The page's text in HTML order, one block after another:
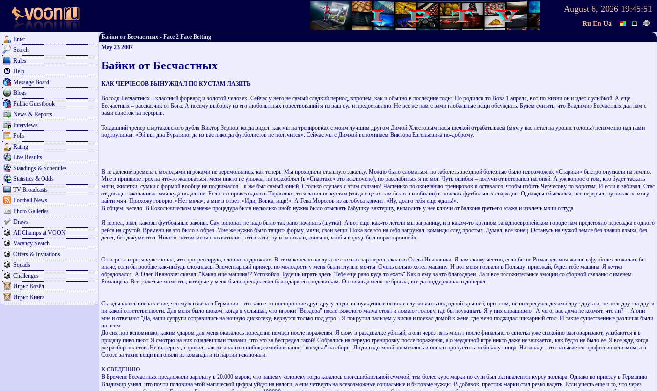
August 6, 2026 19:45:51
Ru En Ua
Enter
Search
Rules
Help
Message Board
Blogs
Public Guestbook
News & Reports
Interviews
Polls
Rating
Live Results
Standings & Schedules
Statistics & Odds
TV Broadcasts
Football News
Photo Galleries
Draws
All Champs at VOON
Vacancy Search
Offers & Invitations
Squads
Challenges
Игры: Козёл
Игры: Кинга
Байки от Бесчастных - Face 2 Face Betting
May 23 2007
Байки от Бесчастных
КАК ЧЕРЧЕСОВ ВЫНУЖДАЛ ПО КУСТАМ ЛАЗИТЬ
Володя Бесчастных – классный форвард и золотой человек. Сейчас у него не самый сладкий период, впрочем, как и обычно в последние годы. Но родился-то Вова 1 апреля, вот по жизни он и идет с улыбкой. А еще
Бесчастных – рассказчик от Бога. А посему выборку из его любопытных повествований я на ваш суд и предоставляю. Не все же нам с вами глобальные вещи обсуждать. Будем считать, что Владимир Бесчастных дал нам с
вами свисток на перерыв:
Тогдашний тренер спартаковского дубля Виктор Зернов, когда видел, как мы на тренировках с моим лучшим другом Димой Хлестовым пасы щечкой отрабатываем (мяч у нас летал на уровне головы) неизменно над нами
подтрунивал: «Эй вы, два Буратино, да из вас никогда футболистов не получится». Сейчас мы с Димкой вспоминаем Виктора Евгеньевича по-доброму.
В те далекие времена с молодыми игроками не церемонились, как теперь. Мы проходили стальную закалку. Можно было сломаться, но заболеть звездной болезнью было невозможно. «Старики» быстро опускали на землю.
Мне в принципе грех на что-то жаловаться: меня никто не унижал, ни оскорблял (в «Спартаке» это исключено), но расслабиться я не мог. Чуть ошибся – получи от ветеранов нагоняй. А уж вопрос о том, кто будет таскать
мячи, жилетки, сумки с формой вообще не поднимался – я же был самый юный. Столько случаев с этим связано! Частенько по окончанию тренировок я оставался, чтобы побить Черчесову по воротам. И если я забивал, Стас
от досады заколачивал мяч куда подальше. Если это происходило в Тарасовке, то я лазил по кустам (тогда еще их там было в изобилии) в поисках футбольных снарядов. Однажды обыскался, все перерыл, ну никак не могу
найти мяч. Прихожу говорю: «Нет мяча», а мне в ответ: «Иди, Вовка, ищи!». А Гена Морозов из автобуса кричит: «Ну, долго тебя еще ждать!».
В общем, весело. В Сокольническом манеже процедура была несколько иной: нужно было отыскать бабушку-вахтершу, вымолить у нее ключи от балкона третьего этажа и извлечь мячи оттуда.
Я терпел, знал, каковы футбольные законы. Сам виноват, не надо было так рано начинать (шутка). А вот еще: как-то летели мы заграницу, и в каком-то крупном западноевропейском городе нам предстояло пересадка с одного
рейса на другой. Времени на это было в обрез. Мне же нужно было тащить форму, мячи, свои вещи. Пока все это на себя загружал, команды след простыл. Думал, все конец. Останусь на чужой земле без знания языка, без
денег, без документов. Ничего, потом меня спохватились, отыскали, ну и напихали, конечно, чтобы впредь был порасторопней».
От игры к игре, я чувствовал, что прогрессирую, словно на дрожжах. В этом конечно заслуга не столько партнеров, сколько Олега Ивановича. Я вам скажу честно, если бы не Романцев моя жизнь в футболе сложилась бы
иначе, если бы вообще как-нибудь сложилась. Элементарный пример: по молодости у меня были глупые мечты. Очень сильно хотел машину. И вот меня позвали в Польшу: приезжай, будет тебе машина. Я жутко
обрадовался. А Олег Иванович сказал: "Какая еще машина!? Успокойся. Будешь играть здесь. Тебе еще рано куда-то ехать" Как я ему за это благодарен. Да и все положительные эмоции со сборной связаны с именем
Романцева. Все тяжелые моменты, которые у меня были преодолевал благодаря его подсказкам. Он никогда меня не бросал, всегда поддерживал и доверял.
Складывалось впечатление, что муж и жена в Германии - это какие-то посторонние друг другу люди, вынужденные по воле случая жить под одной крышей, при этом, не интересуясь делами друг друга и, не неся друг за друга
ни какой ответственности. Для меня было шоком, когда я услышал, что игроки "Вердера" после тяжелого матча стоят и ломают голову, где бы поужинать. Я у них спрашиваю "А чего, вас дома не кормят, что ли?" . А они
мне и отвечают "Да, наши супруги отправились на ночную дискотеку, вернутся только под утро". Я покрутил пальцем у виска и поехал домой к жене, где меня поджидал шикарный стол. И такие существенные различия были
во всем.
До сих пор вспоминаю, каким ударом для меня оказалось поведение немцев после поражения. Я сижу в раздевалке убитый, а они через пять минут после финального свистка уже спокойно разговаривают, улыбаются и в
придачу пиво пьют. Я смотрю на них ошалевшими глазами, что это за беспредел такой! Собрались на первую тренировку после поражения, а о неудачной игре никто даже не заикается, как будто не было ее. Я все жду, когда
же разбор полетов. Не вытерпел, спросил, как же анализ ошибок, самобичевание, "посадка" на сборы. Люди надо мной посмеялись и пошли пропустить по бокалу винца. На западе - это называется профессионализмом, а в
Союзе за такие вещи выгоняли из команды и из партии исключали.
К СВЕДЕНИЮ
В Бремене Бесчастных предложили зарплату в 20.000 марок, что нашему человеку тогда казалось сногсшибательной суммой, тем более курс марки по сути был эквивалентен курсу доллара. Однако по приезду в Германию
Владимир узнал, что почти половина этой магической цифры уйдет на налоги, а еще четверть на всевозможные социальные и бытовые нужды. В добавок, престиж марки стал резко падать. Если учесть еще и то, что через